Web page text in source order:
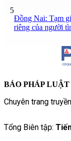
5
Đồng Nai: Tạm
riêng của người
BÁO PHÁP
Chuyên trang
Tổng Biên tập: